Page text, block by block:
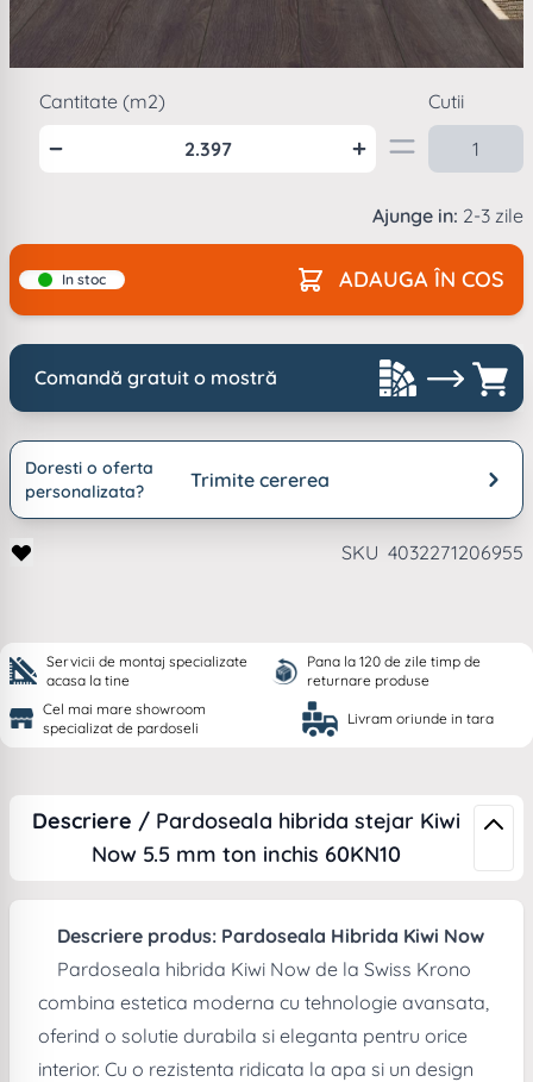
ambalare
cutie =
Cantitate (m2) Cutii
Ajunge in: 2-3 zile
In stoc ADAUGA ÎN COS
Comandă gratuit o mostră
Doresti o oferta
personalizata?
Trimite cererea
SKU 4032271206955
Servicii de montaj specializate
acasa la tine
Pana la 120 de zile timp de
returnare produse
Cel mai mare showroom
specializat de pardoseli
Livram oriunde in tara
Descriere / Pardoseala hibrida stejar Kiwi
Now 5.5 mm ton inchis 60KN10
Descriere produs: Pardoseala Hibrida Kiwi Now
Pardoseala hibrida Kiwi Now de la Swiss Krono
combina estetica moderna cu tehnologie avansata,
oferind o solutie durabila si eleganta pentru orice
interior. Cu o rezistenta ridicata la apa si un design